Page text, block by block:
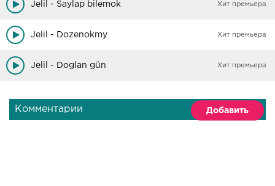
Jelil - Saylap bilemok Хит премьера
Jelil - Dozenokmy Хит премьера
Jelil - Doglan gün Хит премьера
Комментарии Добавить